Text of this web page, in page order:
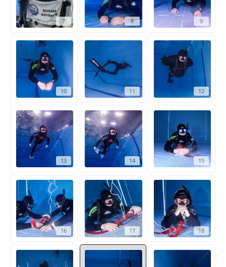
7 8 9
10 11 12
13 14 15
16 17 18